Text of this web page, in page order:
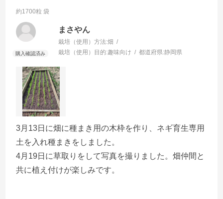
約1700粒 袋
まさやん
栽培（使用）方法:畑
栽培（使用）目的:趣味向け 都道府県:静岡県
3月13日に畑に種まき用の木枠を作り、ネギ育生専用
土を入れ種まきをしました。
4月19日に草取りをして写真を撮りました。畑仲間と
共に植え付けが楽しみです。